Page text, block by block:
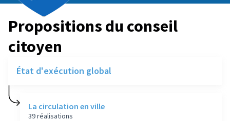
Propositions du conseil
citoyen
État d'exécution global
La circulation en ville
39 réalisations